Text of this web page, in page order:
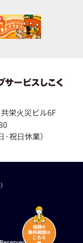
栄⽕災ビル6F
祝⽇休業）